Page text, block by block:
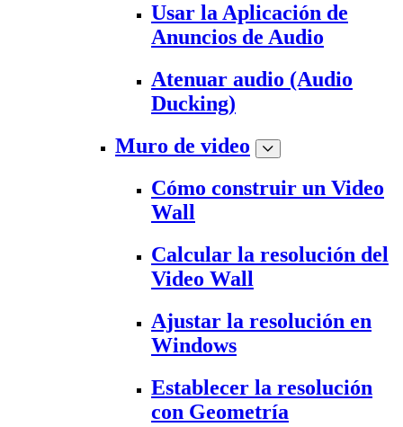
Usar la Aplicación de
Anuncios de Audio
Atenuar audio (Audio
Ducking)
Muro de video
Cómo construir un Video
Wall
Calcular la resolución del
Video Wall
Ajustar la resolución en
Windows
Establecer la resolución
con Geometría